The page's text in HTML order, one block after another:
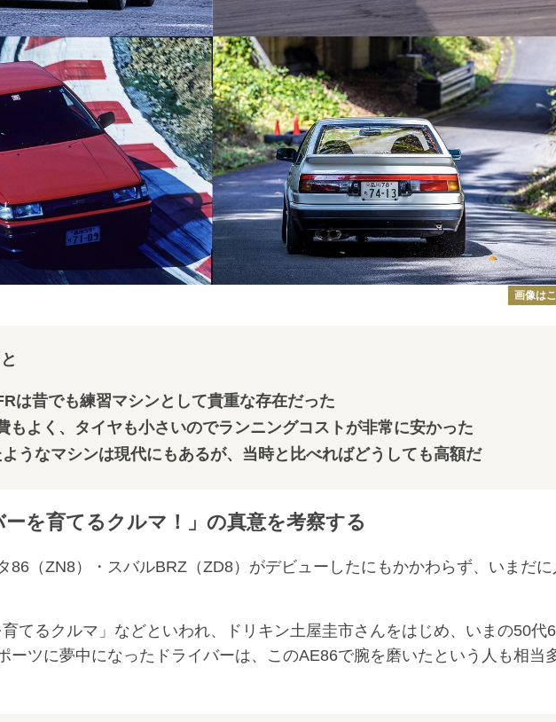
画像は
は昔でも練習マシンとして貴重な存在だった
もよく、タイヤも小さいのでランニングコストが非常に安かった
うなマシンは現代にもあるが、当時と比べればどうしても高額だ
ーを育てるクルマ！」の真意を考察する
（ZN8）・スバルBRZ（ZD8）がデビューしたにもかかわらず、いまだに
育てるクルマ」などといわれ、ドリキン土屋圭市さんをはじめ、いまの50代
ーツに夢中になったドライバーは、このAE86で腕を磨いたという人も相当